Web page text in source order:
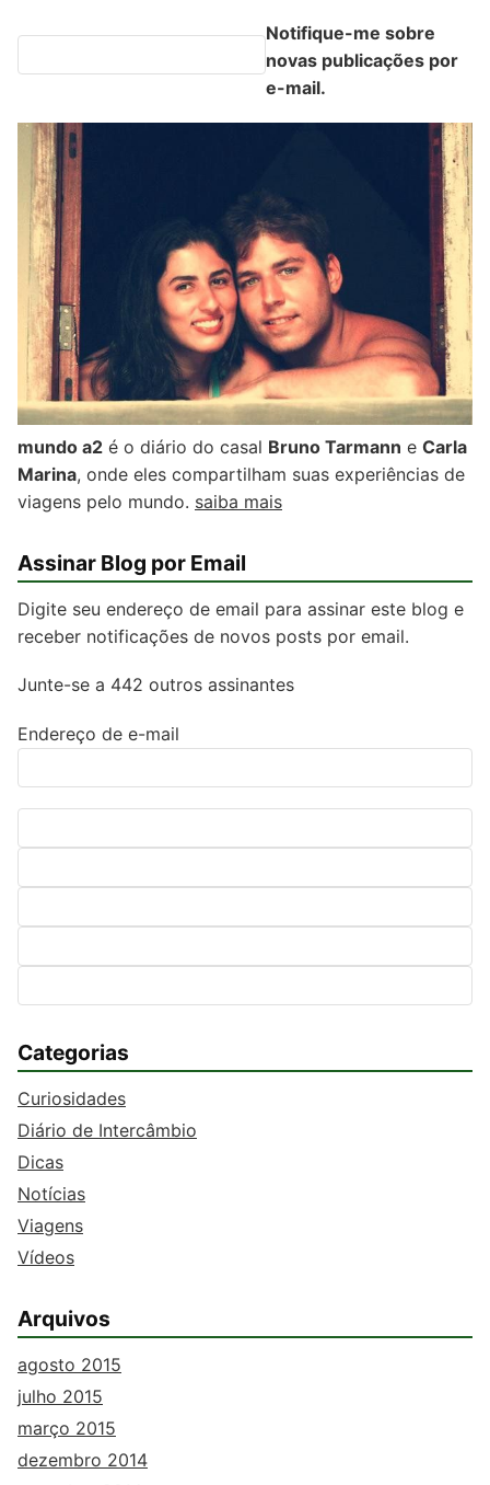
Notifique-me sobre
novas publicações por
e-mail.
mundo a2 é o diário do casal Bruno Tarmann e Carla
Marina, onde eles compartilham suas experiências de
viagens pelo mundo. saiba mais
Assinar Blog por Email
Digite seu endereço de email para assinar este blog e
receber notificações de novos posts por email.
Junte-se a 442 outros assinantes
Endereço de e-mail
Categorias
Curiosidades
Diário de Intercâmbio
Dicas
Notícias
Viagens
Vídeos
Arquivos
agosto 2015
julho 2015
março 2015
dezembro 2014